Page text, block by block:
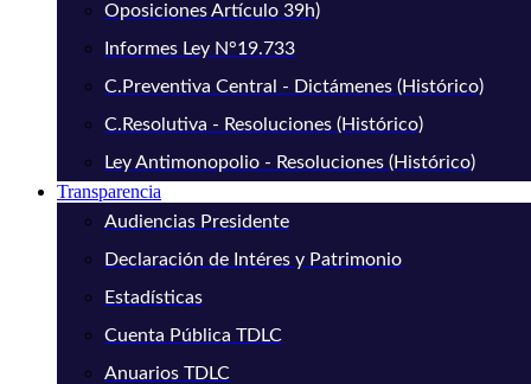
Oposiciones Artículo 39h)
Informes Ley N°19.733
C.Preventiva Central - Dictámenes (Histórico)
C.Resolutiva - Resoluciones (Histórico)
Ley Antimonopolio - Resoluciones (Histórico)
Transparencia
Audiencias Presidente
Declaración de Intéres y Patrimonio
Estadísticas
Cuenta Pública TDLC
Anuarios TDLC